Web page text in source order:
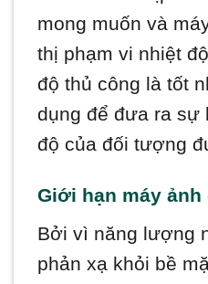
mong muốn và
thị phạm vi nhiệt
độ thủ công là tốt
dụng để đưa ra sự
độ của đối tượng
Giới hạn máy
Bởi vì năng lượng
phản xạ khỏi bề